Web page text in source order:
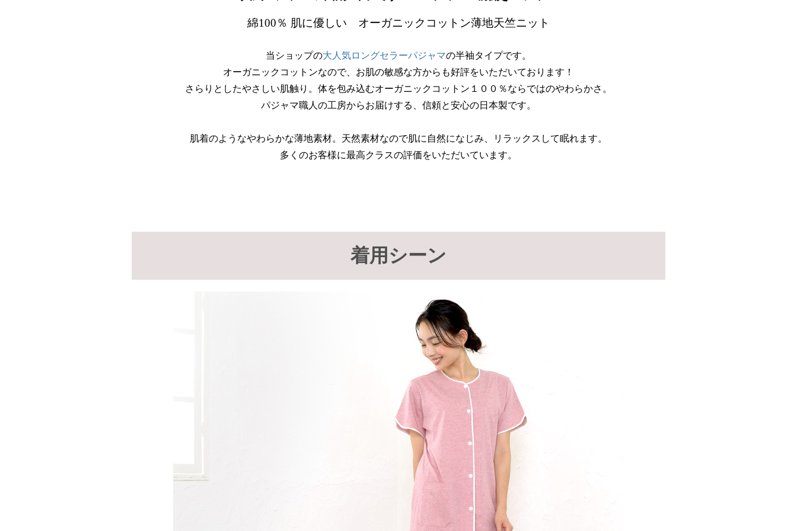
綿100％ 肌に優しい オーガニックコットン薄地天竺ニット
当ショップの大人気ロングセラーパジャマの半袖タイプです。
オーガニックコットンなので、お肌の敏感な方からも好評をいただいております！
さらりとしたやさしい肌触り。体を包み込むオーガニックコットン１００％ならではのやわらかさ。
パジャマ職人の工房からお届けする、信頼と安心の日本製です。
肌着のようなやわらかな薄地素材。天然素材なので肌に自然になじみ、リラックスして眠れます。
多くのお客様に最高クラスの評価をいただいています。
着用シーン